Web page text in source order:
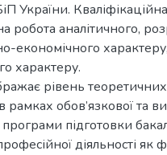
України.
робота аналітичного,
економічного
характеру.
рівень
рамках обов’язкової та
підготовки
діяльності як